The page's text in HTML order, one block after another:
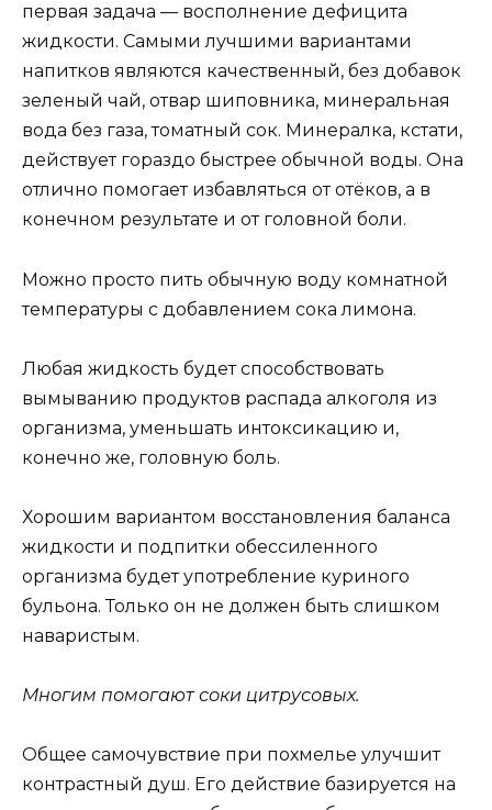
первая задача — восполнение дефицита
жидкости. Самыми лучшими вариантами
напитков являются качественный, без добавок
зеленый чай, отвар шиповника, минеральная
вода без газа, томатный сок. Минералка, кстати,
действует гораздо быстрее обычной воды. Она
отлично помогает избавляться от отёков, а в
конечном результате и от головной боли.
Можно просто пить обычную воду комнатной
температуры с добавлением сока лимона.
Любая жидкость будет способствовать
вымыванию продуктов распада алкоголя из
организма, уменьшать интоксикацию и,
конечно же, головную боль.
Хорошим вариантом восстановления баланса
жидкости и подпитки обессиленного
организма будет употребление куриного
бульона. Только он не должен быть слишком
наваристым.
Многим помогают соки цитрусовых.
Общее самочувствие при похмелье улучшит
контрастный душ. Его действие базируется на